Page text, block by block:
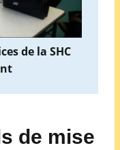
de la SHC
de mise